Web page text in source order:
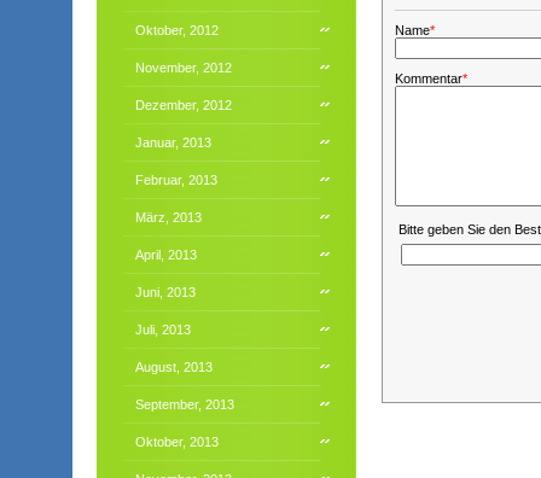
Oktober, 2012
November, 2012
Dezember, 2012
Januar, 2013
Februar, 2013
März, 2013
April, 2013
Juni, 2013
Juli, 2013
August, 2013
September, 2013
Oktober, 2013
Name*
Kommentar*
Bitte geben Sie den